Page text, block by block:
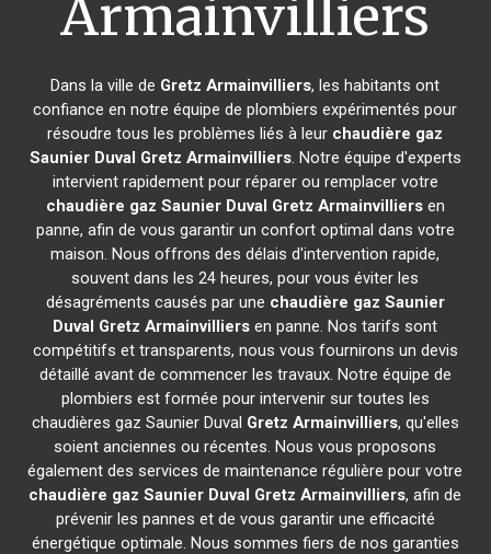
Armainvilliers
Dans la ville de Gretz Armainvilliers, les habitants ont
confiance en notre équipe de plombiers expérimentés pour
résoudre tous les problèmes liés à leur chaudière gaz
Saunier Duval Gretz Armainvilliers. Notre équipe d'experts
intervient rapidement pour réparer ou remplacer votre
chaudière gaz Saunier Duval Gretz Armainvilliersen
panne, afin de vous garantir un confort optimal dans votre
maison. Nous offrons des délais d'intervention rapide,
souvent dans les 24 heures, pour vous éviter les
désagréments causés par une chaudière gaz Saunier
Duval Gretz Armainvilliers en panne. Nos tarifs sont
compétitifs et transparents, nous vous fournirons un devis
détaillé avant de commencer les travaux. Notre équipe de
plombiers est formée pour intervenir sur toutes les
chaudières gaz Saunier Duval Gretz Armainvilliers, qu'elles
soient anciennes ou récentes. Nous vous proposons
également des services de maintenance régulière pour votre
chaudière gaz Saunier Duval Gretz Armainvilliers, afin de
prévenir les pannes et de vous garantir une efficacité
énergétique optimale. Nous sommes fiers de nos garanties